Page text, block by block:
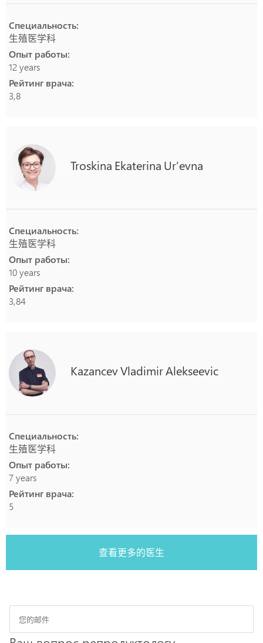
Специальность:
生殖医学科
Опыт работы:
12 years
Рейтинг врача:
3,8
Troskina Ekaterina Ur'evna
Специальность:
生殖医学科
Опыт работы:
10 years
Рейтинг врача:
3,84
KazancevVladimirAlekseevic
Специальность:
生殖医学科
Опыт работы:
7 years
Рейтинг врача:
5
查看更多的医生